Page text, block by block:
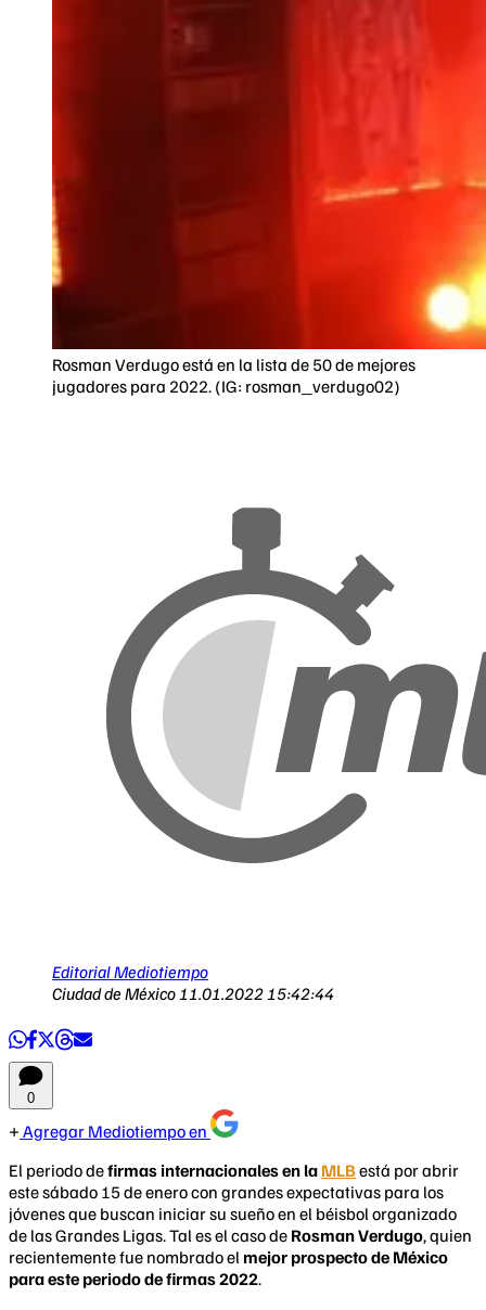
Rosman Verdugo está en la lista de 50 de mejores
jugadores para 2022. (IG: rosman_verdugo02)
Editorial Mediotiempo
Ciudad de México 11.01.2022 15:42:44
0
Agregar Mediotiempo en
El periodo defirmas internacionales en la MLBestá por abrir
este sábado 15 de enero con grandes expectativas para los
jóvenes que buscan iniciar su sueño en el béisbol organizado
de las Grandes Ligas. Tal es el caso de Rosman Verdugo, quien
recientemente fue nombrado el mejor prospecto de México
para este periodo de firmas 2022.